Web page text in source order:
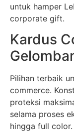
untuk hamper
corporate gift.
Kardus
Pilihan terbaik
commerce.
proteksi
selama proses
hingga full color.